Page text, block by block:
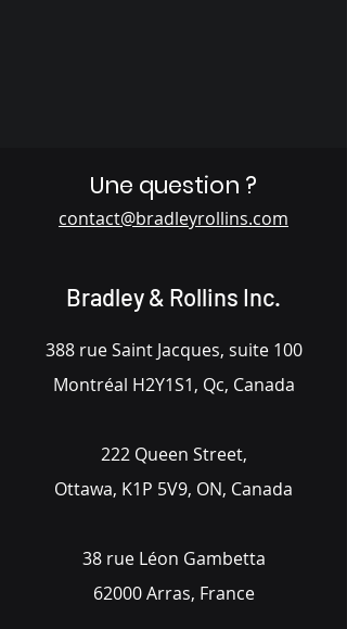
Une question ?
contact@bradleyrollins.com
Bradley & Rollins Inc.
388 rue Saint Jacques, suite 100
Montréal H2Y1S1, Qc, Canada
222 Queen Street,
Ottawa, K1P 5V9, ON, Canada
38 rue Léon Gambetta
62000 Arras, France